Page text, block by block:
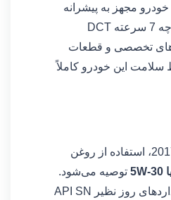
می‌دهد. مدل 2017 این خودرو مجهز به پیشرانه
M282.914 و گیربکس دوکلاچه 7 سرعته DCT
تخصصی و قطعات
این خودرو کاملاً
برای مرسدس A200 مدل 2017، استفاده از روغن
توصیه می‌شود.
این روغن‌ها باید دارای استانداردهای روز نظیر API SN